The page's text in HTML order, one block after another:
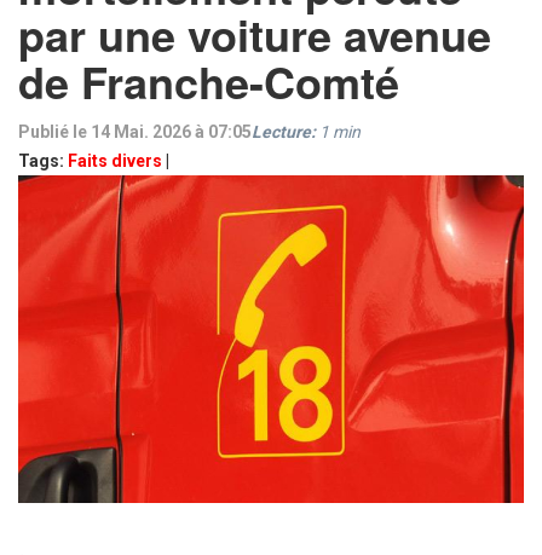
par une voiture avenue
de Franche-Comté
Publié le 14 Mai. 2026 à 07:05
Tags: Faits divers
Lecture: 1 min